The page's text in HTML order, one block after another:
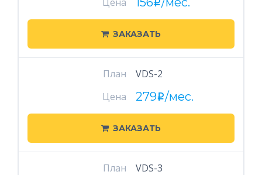
i
ЗАКАЗАТЬ
План
VDS-2
Цена
279i/мес.
ЗАКАЗАТЬ
План
VDS-3